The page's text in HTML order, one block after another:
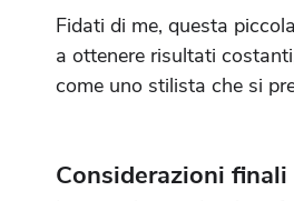
Fidati di me, questa
a ottenere risultati
come uno stilista che si
Considerazioni finali